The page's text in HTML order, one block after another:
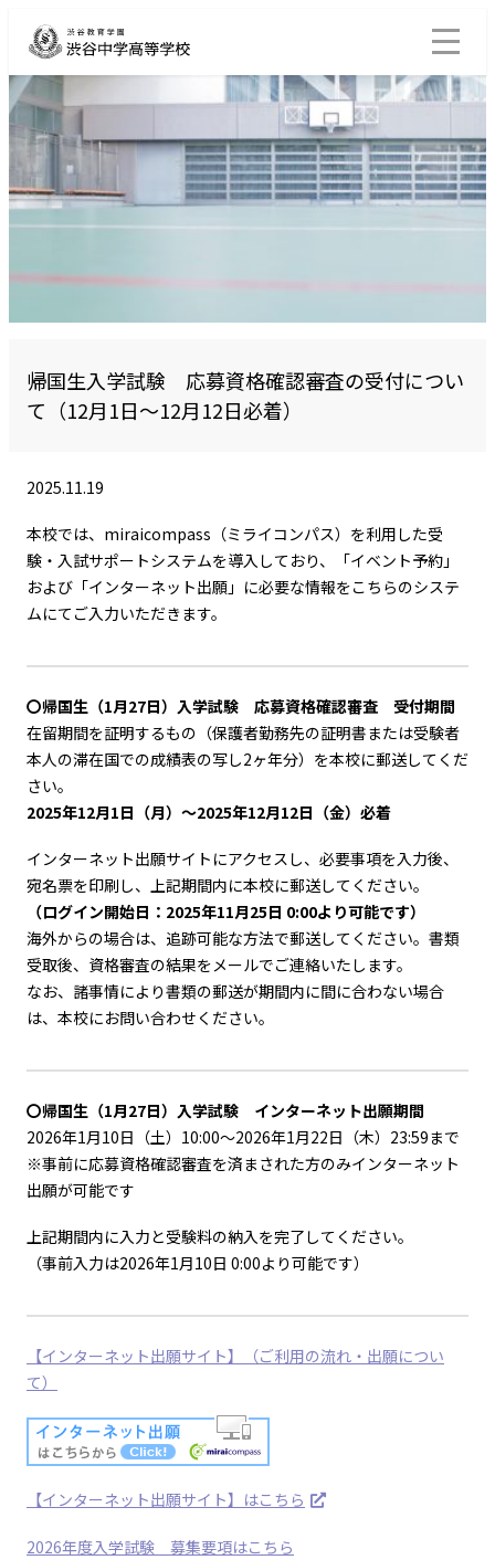
帰国生入学試験 応募資格確認審査の受付につい
て（12月1日～12月12日必着）
2025.11.19
本校では、miraicompass（ミライコンパス）を利用した受
験・入試サポートシステムを導入しており、「イベント予約」
および「インターネット出願」に必要な情報をこちらのシステ
ムにてご入力いただきます。
〇帰国生（1月27日）入学試験 応募資格確認審査 受付期間
在留期間を証明するもの（保護者勤務先の証明書または受験者
本人の滞在国での成績表の写し2ヶ年分）を本校に郵送してくだ
さい。
2025年12月1日（月）～2025年12月12日（金）必着
インターネット出願サイトにアクセスし、必要事項を入力後、
宛名票を印刷し、上記期間内に本校に郵送してください。
（ログイン開始日：2025年11月25日 0:00より可能です）
海外からの場合は、追跡可能な方法で郵送してください。書類
受取後、資格審査の結果をメールでご連絡いたします。
なお、諸事情により書類の郵送が期間内に間に合わない場合
は、本校にお問い合わせください。
〇帰国生（1月27日）入学試験 インターネット出願期間
2026年1月10日（土）10:00～2026年1月22日（木）23:59まで
※事前に応募資格確認審査を済まされた方のみインターネット
出願が可能です
上記期間内に入力と受験料の納入を完了してください。
（事前入力は2026年1月10日 0:00より可能です）
【インターネット出願サイト】（ご利用の流れ・出願につい
て）
【インターネット出願サイト】はこちら
2026年度入学試験 募集要項はこちら